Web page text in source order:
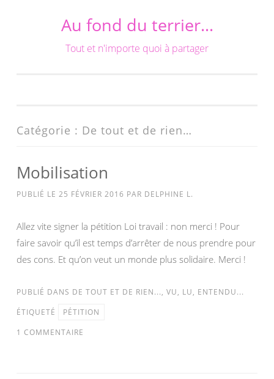
Au fond du terrier…
Tout et n'importe quoi à partager
Catégorie : De tout et de rien…
Mobilisation
PUBLIÉ LE 25 FÉVRIER 2016 PAR DELPHINE L.
Allez vite signer la pétition Loi travail : non merci ! Pour
faire savoir qu’il est temps d’arrêter de nous prendre pour
des cons. Et qu’on veut un monde plus solidaire. Merci !
PUBLIÉ DANS DE TOUT ET DE RIEN..., VU, LU, ENTENDU...
ÉTIQUETÉ
PÉTITION
1 COMMENTAIRE